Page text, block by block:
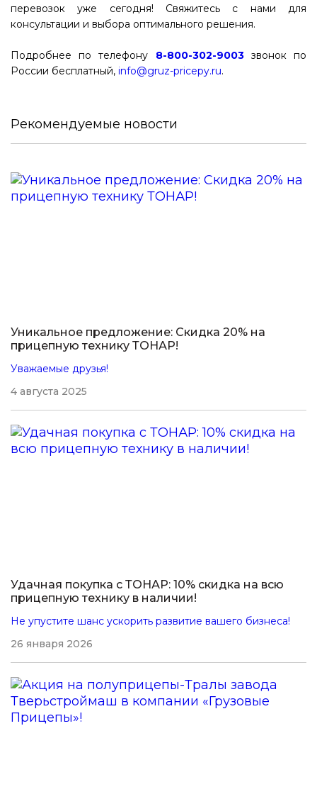
перевозок уже сегодня! Свяжитесь с нами для
консультации и выбора оптимального решения.
Подробнее по телефону 8-800-302-9003звонок по
России бесплатный, info@gruz-pricepy.ru.
Рекомендуемые новости
Уникальное предложение: Скидка 20% на
прицепную технику ТОНАР!
Уважаемые друзья!
4 августа 2025
Удачная покупка с ТОНАР: 10% скидка на всю
прицепную технику в наличии!
Не упустите шанс ускорить развитие вашего бизнеса!
26 января 2026